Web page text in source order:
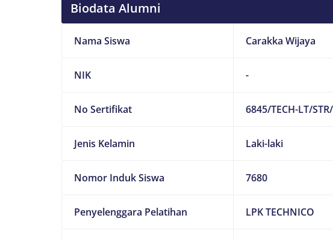
Biodata Alumni
Nama Siswa Carakka Wijaya
NIK -
No Sertifikat 6845/TECH-LT/
Jenis Kelamin Laki-laki
Nomor Induk Siswa 7680
Penyelenggara Pelatihan LPK TECHNICO